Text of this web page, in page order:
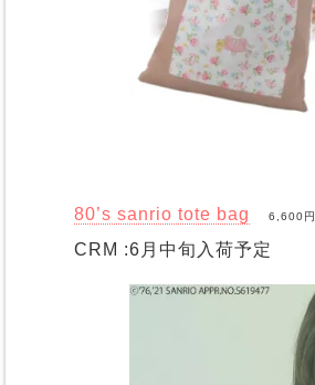
80’s sanrio tote bag 6,600円
CRM :6月中旬入荷予定